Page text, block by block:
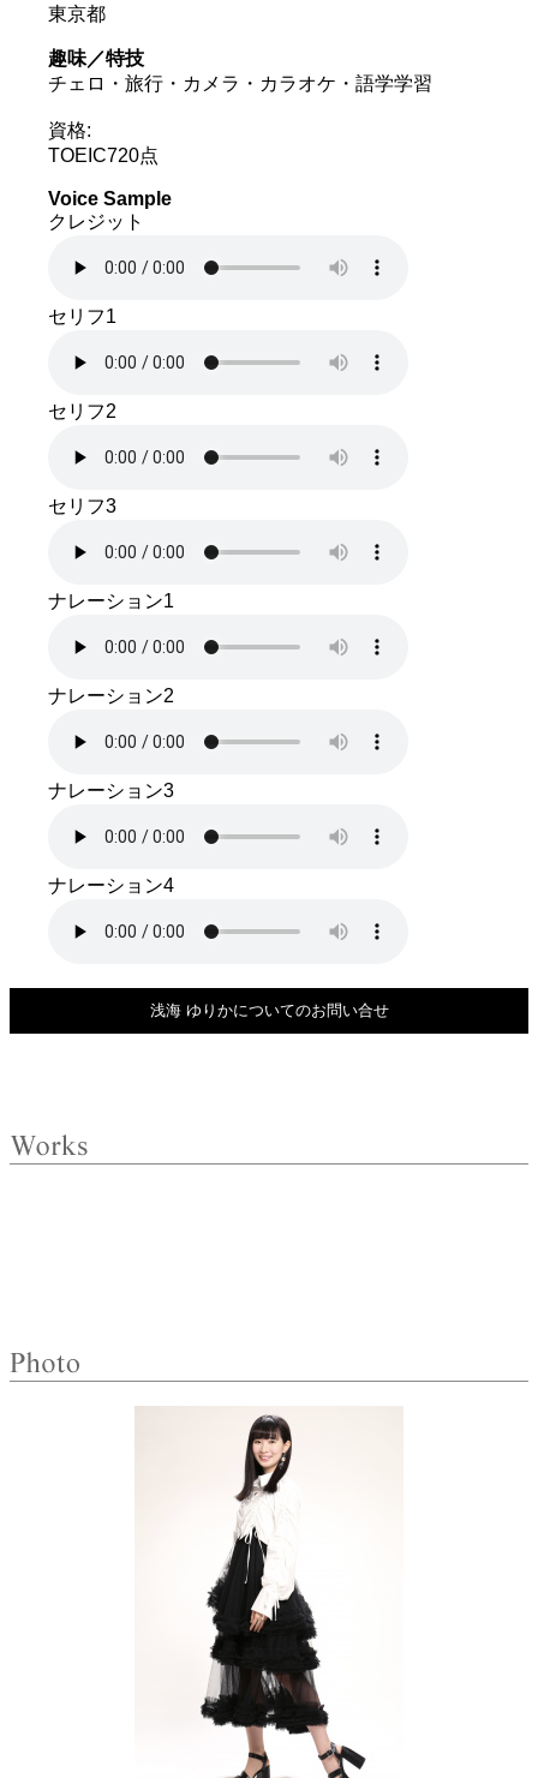
東京都
趣味／特技
チェロ・旅行・カメラ・カラオケ・語学学習
資格:
TOEIC720点
Voice Sample
クレジット
セリフ1
セリフ2
セリフ3
ナレーション1
ナレーション2
ナレーション3
ナレーション4
浅海 ゆりかについてのお問い合せ